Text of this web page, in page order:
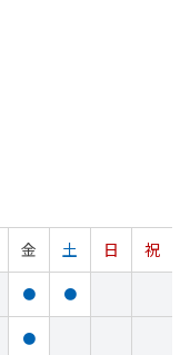
金 土 日
祝
● ●
●